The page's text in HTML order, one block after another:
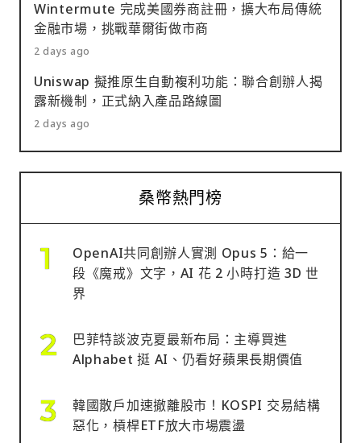
Wintermute 完成美國券商註冊，擴大布局傳統
金融市場，挑戰華爾街做市商
2 days ago
Uniswap 擬推原生自動複利功能：聯合創辦人揭
露新機制，正式納入產品路線圖
2 days ago
桑幣熱門榜
OpenAI共同創辦人實測 Opus 5：給一
段《魔戒》文字，AI 花 2 小時打造 3D 世
界
巴菲特談波克夏最新布局：主導買進
Alphabet 挺 AI、仍看好蘋果長期價值
韓國散戶加速撤離股市！KOSPI 交易結構
惡化，槓桿ETF放大市場震盪